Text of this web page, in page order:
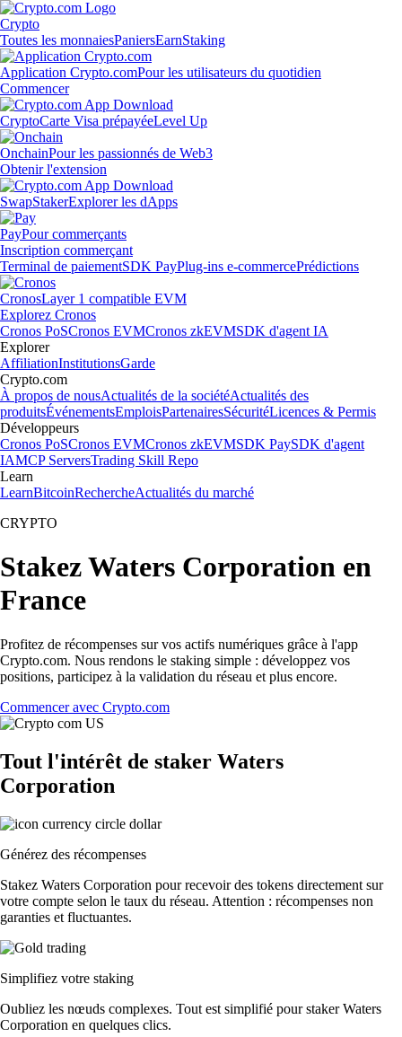
Crypto
Toutes les monnaiesPaniersEarnStaking
Application Crypto.comPour les utilisateurs du quotidien
Commencer
CryptoCarte Visa prépayéeLevel Up
OnchainPour les passionnés de Web3
Obtenir l'extension
SwapStakerExplorer les dApps
PayPour commerçants
Inscription commerçant
Terminal de paiementSDK PayPlug-ins e-commercePrédictions
CronosLayer 1 compatible EVM
Explorez Cronos
Cronos PoSCronos EVMCronos zkEVMSDK d'agent IA
Explorer
AffiliationInstitutionsGarde
Crypto.com
À propos de nousActualités de la sociétéActualités des
produitsÉvénementsEmploisPartenairesSécuritéLicences & Permis
Développeurs
Cronos PoSCronos EVMCronos zkEVMSDK PaySDK d'agent
IAMCP ServersTrading Skill Repo
Learn
LearnBitcoinRechercheActualités du marché
CRYPTO
Stakez Waters Corporation en
France
Profitez de récompenses sur vos actifs numériques grâce à l'app
Crypto.com. Nous rendons le staking simple : développez vos
positions, participez à la validation du réseau et plus encore.
Commencer avec Crypto.com
Tout l'intérêt de staker Waters
Corporation
Générez des récompenses
Stakez Waters Corporation pour recevoir des tokens directement sur
votre compte selon le taux du réseau. Attention : récompenses non
garanties et fluctuantes.
Simplifiez votre staking
Oubliez les nœuds complexes. Tout est simplifié pour staker Waters
Corporation en quelques clics.